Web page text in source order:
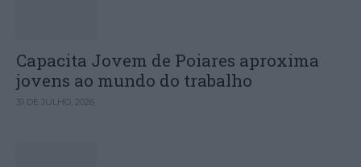
Capacita Jovem de Poiares aproxima
jovens ao mundo do trabalho
31 DE JULHO, 2026